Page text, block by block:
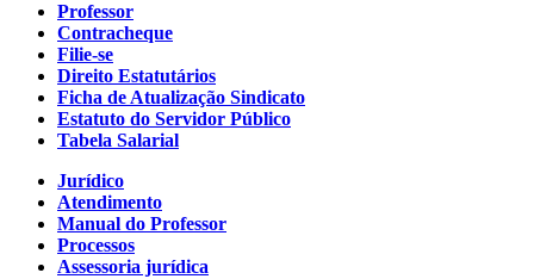
Professor
Contracheque
Filie-se
Direito Estatutários
Ficha de Atualização Sindicato
Estatuto do Servidor Público
Tabela Salarial
Jurídico
Atendimento
Manual do Professor
Processos
Assessoria jurídica